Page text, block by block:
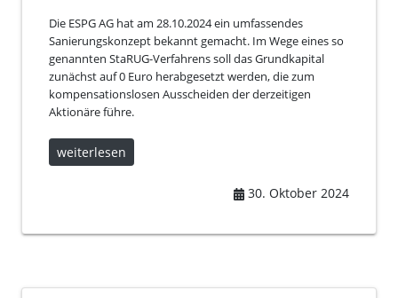
Die ESPG AG hat am 28.10.2024 ein umfassendes
Sanierungskonzept bekannt gemacht. Im Wege eines so
genannten StaRUG-Verfahrens soll das Grundkapital
zunächst auf 0 Euro herabgesetzt werden, die zum
kompensationslosen Ausscheiden der derzeitigen
Aktionäre führe.
weiterlesen
30. Oktober 2024